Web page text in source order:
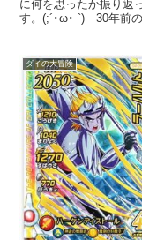
に何を思ったか振り返
す。(;´･ω･ `) 30年前
ダイの大冒険